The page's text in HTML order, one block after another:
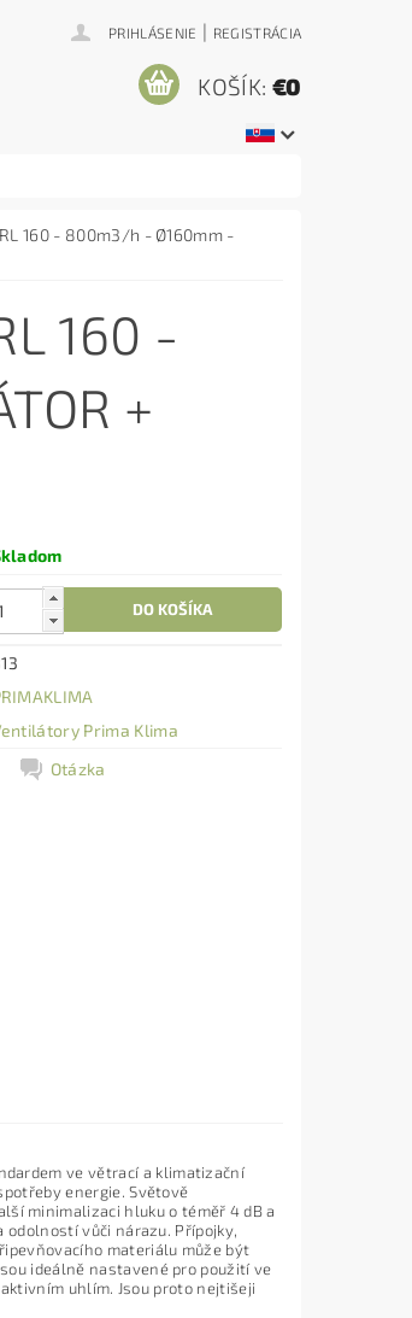
PRIHLÁSENIE | REGISTRÁCIA
KOŠÍK: €0
160 - 800m3/h - Ø160mm -
160 -
+
Prima Klima
Otázka
ve větrací a klimatizační
energie. Světově
minimalizaci hluku o téměř 4 dB a
vůči nárazu. Přípojky,
materiálu může být
ideálně nastavené pro použití ve
uhlím. Jsou proto nejtišeji